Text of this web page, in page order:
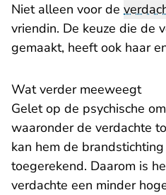
Niet alleen voor de
vriendin. De keuze die de
gemaakt, heeft ook haar
Wat verder meeweegt
Gelet op de psychische
waaronder de verdachte
kan hem de
toegerekend. Daarom is
verdachte een minder